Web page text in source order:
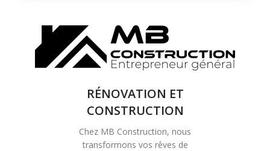
SOLUTIONS DE
RÉNOVATION
COMPLÈTE
RÉNOVATION ET
CONSTRUCTION
Chez MB Construction, nous
transformons vos rêves de